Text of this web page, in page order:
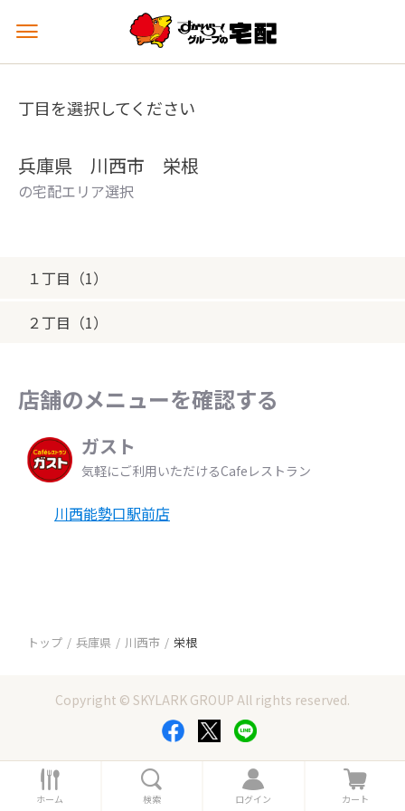
メ
ュ
を
丁目を選択してください
兵庫県 川西市 栄根
の宅配エリア選択
１丁目（1）
２丁目（1）
店舗のメニューを確認する
ガスト
気軽にご利用いただけるCafeレストラン
川西能勢口駅前店
トップ 兵庫県 川西市 栄根
Copyright © SKYLARK GROUP All rights reserved.
ホ
ー
ホーム 索
検索
ロ
グ
ログイン
カ
ー
カート